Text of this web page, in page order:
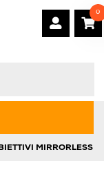
0
MIRRORLESS